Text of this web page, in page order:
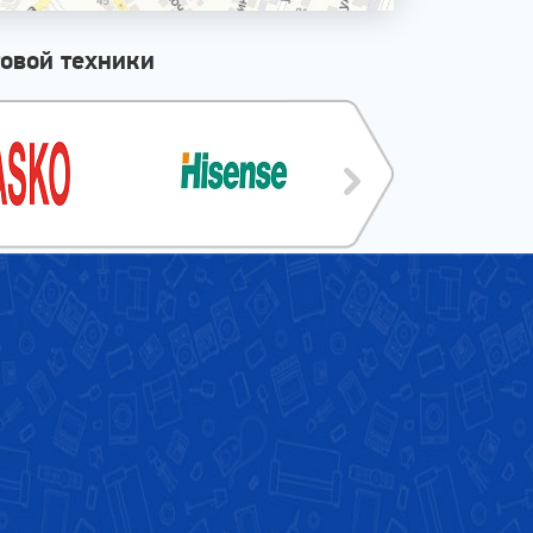
техники